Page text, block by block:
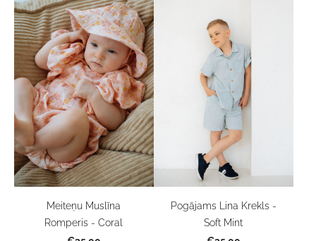
Meiteņu Muslīna
Romperis - Coral
Pogājams Lina Krekls -
Soft Mint